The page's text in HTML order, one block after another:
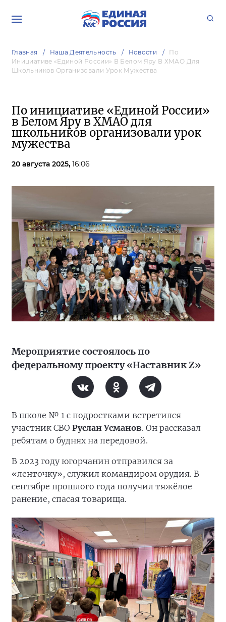
Главная Наша Деятельность Новости
По
Инициативе «Единой России» В Белом Яру В ХМАО Для
Школьников Организовали Урок Мужества
По инициативе «Единой России»
в Белом Яру в ХМАО для
школьников организовали урок
мужества
20 августа 2025, 16:06
Мероприятие состоялось по
федеральному проекту «Наставник Z»
В школе № 1 с подростками встретился
участник СВО Руслан Усманов. Он рассказал
ребятам о буднях на передовой.
В 2023 году югорчанин отправился за
«ленточку», служил командиром орудия. В
сентябре прошлого года получил тяжёлое
ранение, спасая товарища.